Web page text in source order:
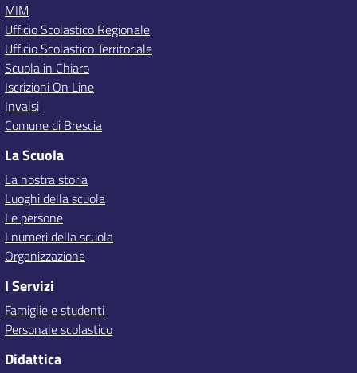
MIM
Ufficio Scolastico Regionale
Ufficio Scolastico Territoriale
Scuola in Chiaro
Iscrizioni On Line
Invalsi
Comune di Brescia
La Scuola
La nostra storia
Luoghi della scuola
Le persone
I numeri della scuola
Organizzazione
I Servizi
Famiglie e studenti
Personale scolastico
Didattica